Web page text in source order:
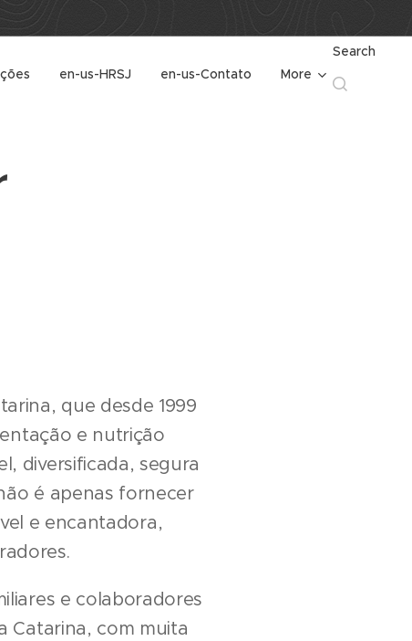
en-us-HRSJ en-us-Contato More
Search
que desde 1999
e nutrição
diversificada, segura
é apenas fornecer
e encantadora,
e colaboradores
Catarina, com muita